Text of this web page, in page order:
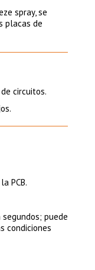
spray, se
placas de
circuitos.
PCB.
segundos; puede
condiciones